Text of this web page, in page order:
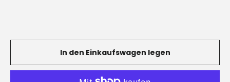
In den Einkaufswagen legen